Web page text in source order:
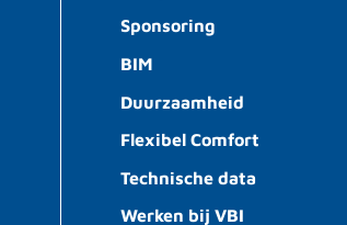
Sponsoring
BIM
Duurzaamheid
Flexibel Comfort
Technische data
Werken bij VBI